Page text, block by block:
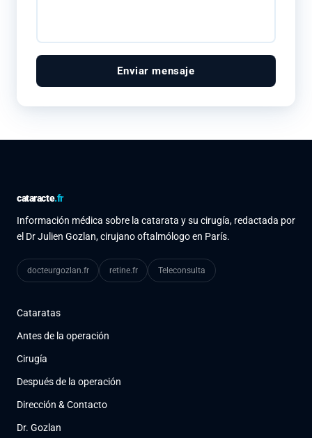
Enviar mensaje
cataracte.fr
Información médica sobre la catarata y su cirugía, redactada por
el Dr Julien Gozlan, cirujano oftalmólogo en París.
docteurgozlan.fr retine.fr Teleconsulta
Cataratas
Antes de la operación
Cirugía
Después de la operación
Dirección & Contacto
Dr. Gozlan